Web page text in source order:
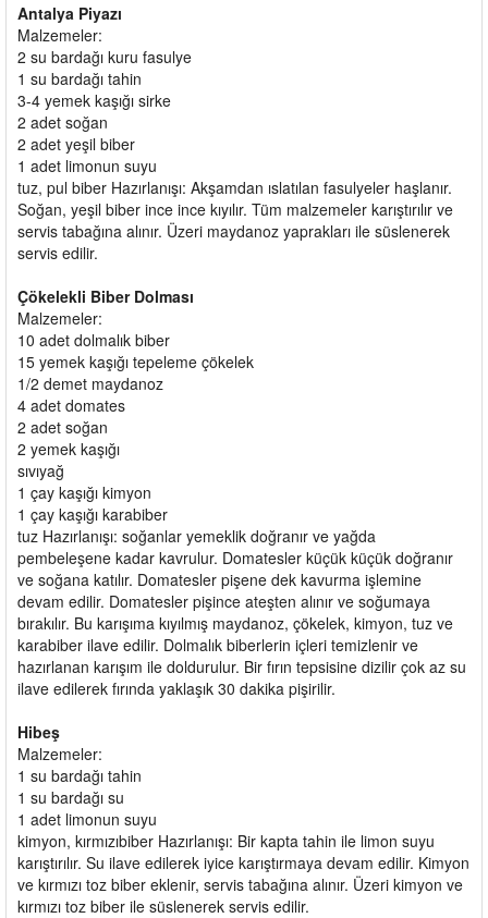
Antalya Piyazı
Malzemeler:
2 su bardağı kuru fasulye
1 su bardağı tahin
3-4 yemek kaşığı sirke
2 adet soğan
2 adet yeşil biber
1 adet limonun suyu
tuz, pul biber Hazırlanışı: Akşamdan ıslatılan fasulyeler haşlanır.
Soğan, yeşil biber ince ince kıyılır. Tüm malzemeler karıştırılır ve
servis tabağına alınır. Üzeri maydanoz yaprakları ile süslenerek
servis edilir.
Çökelekli Biber Dolması
Malzemeler:
10 adet dolmalık biber
15 yemek kaşığı tepeleme çökelek
1/2 demet maydanoz
4 adet domates
2 adet soğan
2 yemek kaşığı
sıvıyağ
1 çay kaşığı kimyon
1 çay kaşığı karabiber
tuz Hazırlanışı: soğanlar yemeklik doğranır ve yağda
pembeleşene kadar kavrulur. Domatesler küçük küçük doğranır
ve soğana katılır. Domatesler pişene dek kavurma işlemine
devam edilir. Domatesler pişince ateşten alınır ve soğumaya
bırakılır. Bu karışıma kıyılmış maydanoz, çökelek, kimyon, tuz ve
karabiber ilave edilir. Dolmalık biberlerin içleri temizlenir ve
hazırlanan karışım ile doldurulur. Bir fırın tepsisine dizilir çok az su
ilave edilerek fırında yaklaşık 30 dakika pişirilir.
Hibeş
Malzemeler:
1 su bardağı tahin
1 su bardağı su
1 adet limonun suyu
kimyon, kırmızıbiber Hazırlanışı: Bir kapta tahin ile limon suyu
karıştırılır. Su ilave edilerek iyice karıştırmaya devam edilir. Kimyon
ve kırmızı toz biber eklenir, servis tabağına alınır. Üzeri kimyon ve
kırmızı toz biber ile süslenerek servis edilir.